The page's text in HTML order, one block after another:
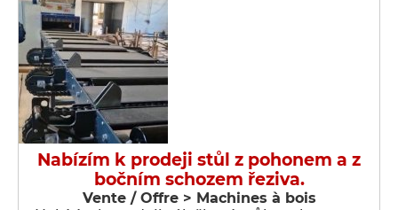
Nabízím k prodeji stůl z pohonem a z
bočním schozem řeziva.
Vente / Offre > Machines à bois